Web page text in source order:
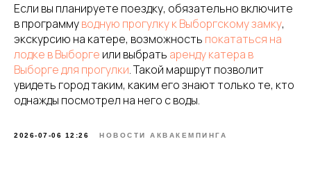
Если вы планируете поездку, обязательно включите
в программуводную прогулку к Выборгскому замку,
экскурсию на катере, возможность покататься на
лодке в Выборге или выбрать аренду катера в
Выборге для прогулки. Такой маршрут позволит
увидеть город таким, каким его знают только те, кто
однажды посмотрел на него с воды.
2026-07-06 12:26 НОВОСТИ АКВАКЕМПИНГА